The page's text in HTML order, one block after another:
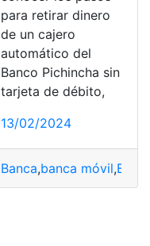
para retirar dinero
de un cajero
automático del
Banco Pichincha sin
tarjeta de débito,
13/02/2024
Banca,banca móvil,